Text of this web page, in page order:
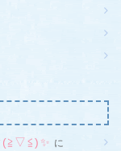
(≧▽≦)✨ に